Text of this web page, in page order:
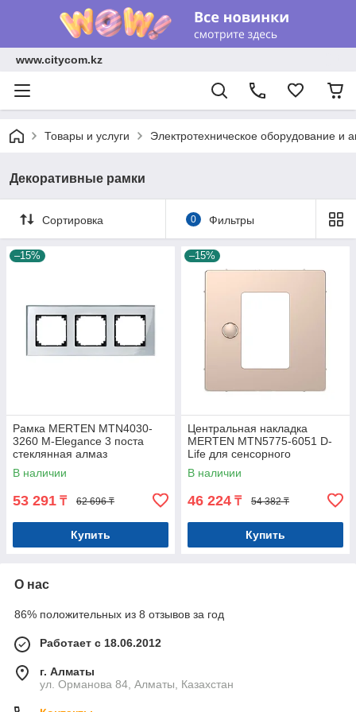
www.citycom.kz
Товары и услуги Электротехническое оборудование и
Декоративные рамки
Сортировка 0 Фильтры
–15%
Рамка MERTEN MTN4030-
3260 M-Elegance 3 поста
стеклянная алмаз
В наличии
53 291 ₸ 62 696 ₸
Купить
–15%
Центральная накладка
MERTEN MTN5775-6051 D-
Life для сенсорного
термостата шампань
В наличии
46 224 ₸ 54 382 ₸
Купить
О нас
86% положительных из 8 отзывов за год
Работает с 18.06.2012
г. Алматы
ул. Орманова 84, Алматы, Казахстан